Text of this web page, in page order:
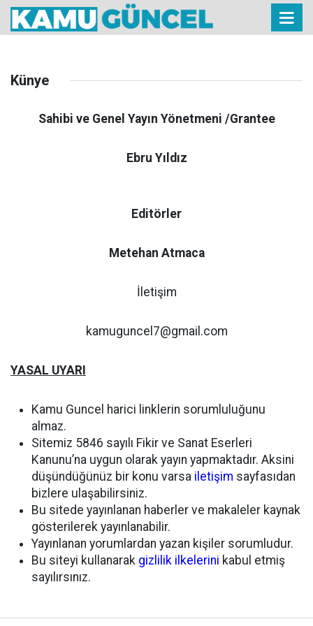
Künye
Sahibi ve Genel Yayın Yönetmeni /Grantee
Ebru Yıldız
Editörler
Metehan Atmaca
İletişim
kamuguncel7@gmail.com
YASAL UYARI
Kamu Guncel harici linklerin sorumluluğunu
almaz.
Sitemiz 5846 sayılı Fikir ve Sanat Eserleri
Kanunu’na uygun olarak yayın yapmaktadır. Aksini
düşündüğünüz bir konu varsa iletişim sayfasıdan
bizlere ulaşabilirsiniz.
Bu sitede yayınlanan haberler ve makaleler kaynak
gösterilerek yayınlanabilir.
Yayınlanan yorumlardan yazan kişiler sorumludur.
Bu siteyi kullanarak gizlilik ilkelerini kabul etmiş
sayılırsınız.